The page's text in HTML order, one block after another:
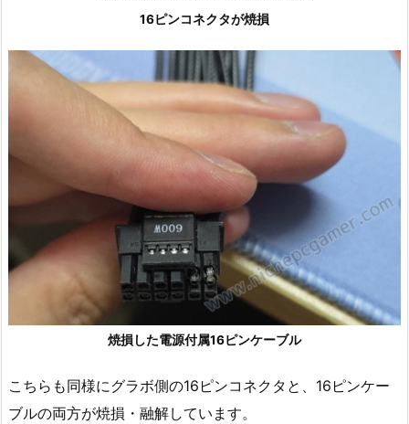
16ピンコネクタが焼損
焼損した電源付属16ピンケーブル
こちらも同様にグラボ側の16ピンコネクタと、16ピンケー
ブルの両方が焼損・融解しています。